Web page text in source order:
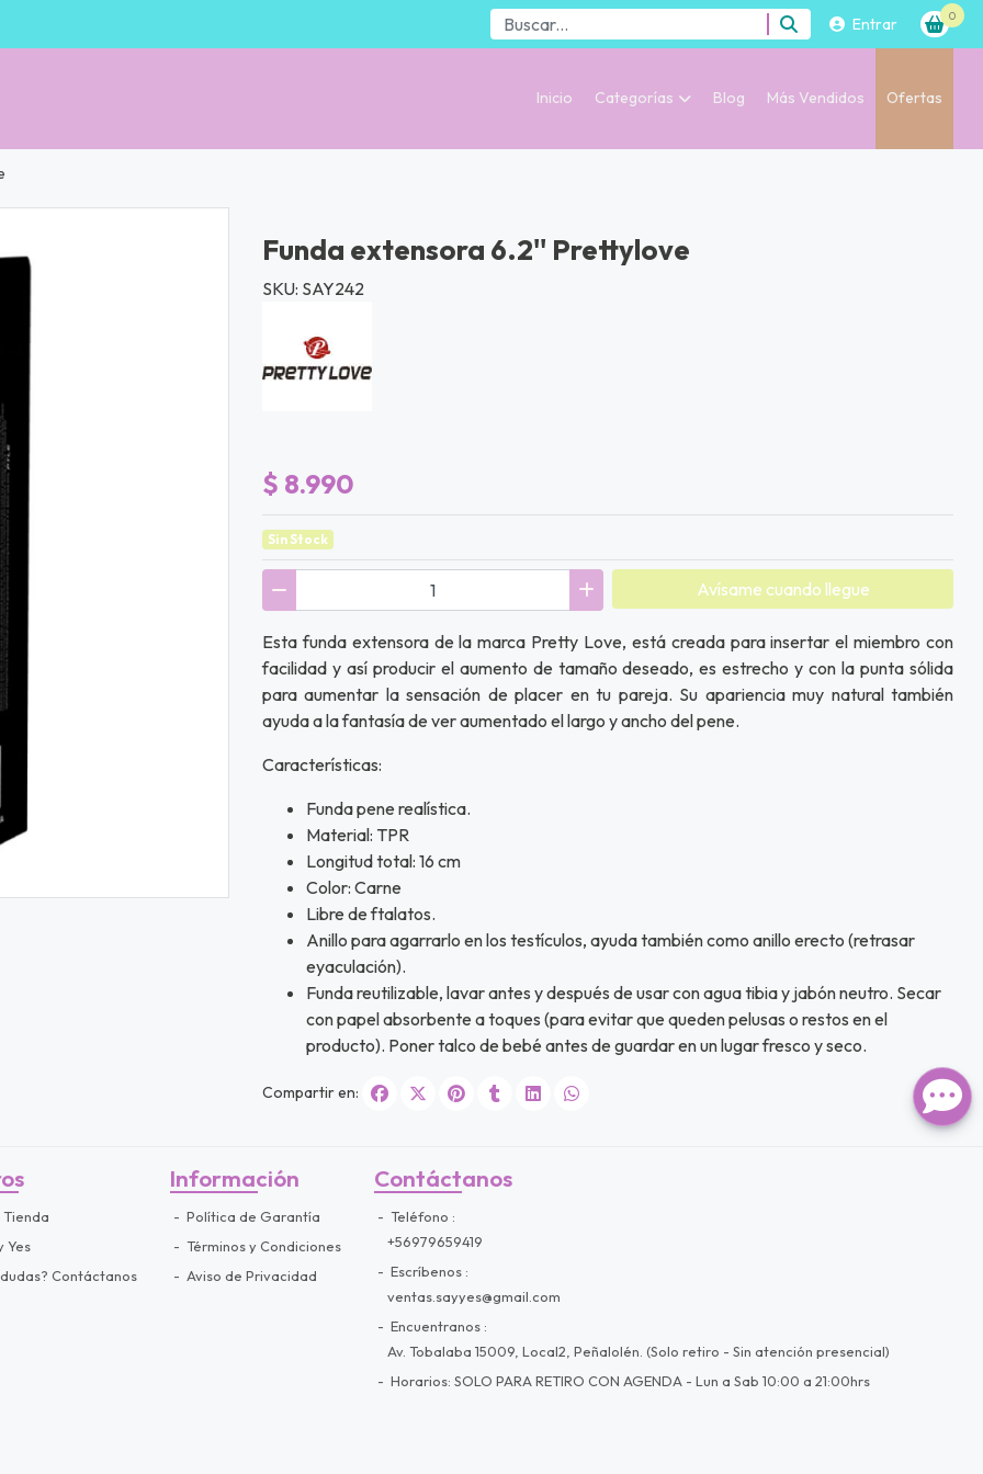
Entrar 0
Inicio Categorías Blog Más Vendidos Ofertas
Funda extensora 6.2'' Prettylove
SKU: SAY242
$ 8.990
Sin Stock
Avísame cuando llegue
Esta funda extensora de la marca Pretty Love, está creada para insertar el miembro con
facilidad y así producir el aumento de tamaño deseado, es estrecho y con la punta sólida
para aumentar la sensación de placer en tu pareja. Su apariencia muy natural también
ayuda a la fantasía de ver aumentado el largo y ancho del pene.
Características:
Funda pene realística.
Material: TPR
Longitud total: 16 cm
Color: Carne
Libre de ftalatos.
Anillo para agarrarlo en los testículos, ayuda también como anillo erecto (retrasar
eyaculación).
Funda reutilizable, lavar antes y después de usar con agua tibia y jabón neutro. Secar
con papel absorbente a toques (para evitar que queden pelusas o restos en el
producto). Poner talco de bebé antes de guardar en un lugar fresco y seco.
Compartir en:
Yes
dudas? Contáctanos
Información
Política de Garantía
Términos y Condiciones
Aviso de Privacidad
Contáctanos
Teléfono
+56979659419
Escríbenos
ventas.sayyes@gmail.com
Encuentranos
Av. Tobalaba 15009, Local2, Peñalolén. (Solo retiro - Sin atención presencial)
Horarios: SOLO PARA RETIRO CON AGENDA - Lun a Sab 10:00 a 21:00hrs